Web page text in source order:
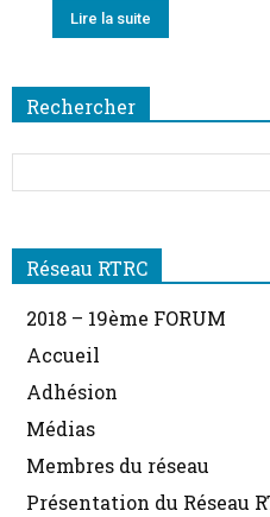
Lire la suite
Rechercher
Réseau RTRC
2018 – 19ème FORUM
Accueil
Adhésion
Médias
Membres du réseau
Présentation du Réseau